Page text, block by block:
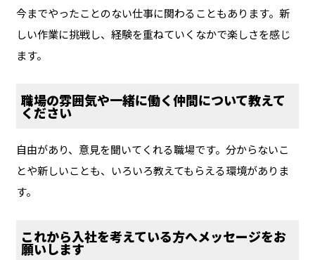
今までやったことのない仕事に関わることもあります。新
しい作業に挑戦し、経験を重ねていくなかで楽しさを感じ
ます。
職場の雰囲気や一緒に働く仲間について教えて
ください
自由があり、意見を聞いてくれる職場です。分からないこ
とや新しいことも、いろいろ教えてもらえる環境がありま
す。
これから入社を考えている方へメッセージをお
願いします